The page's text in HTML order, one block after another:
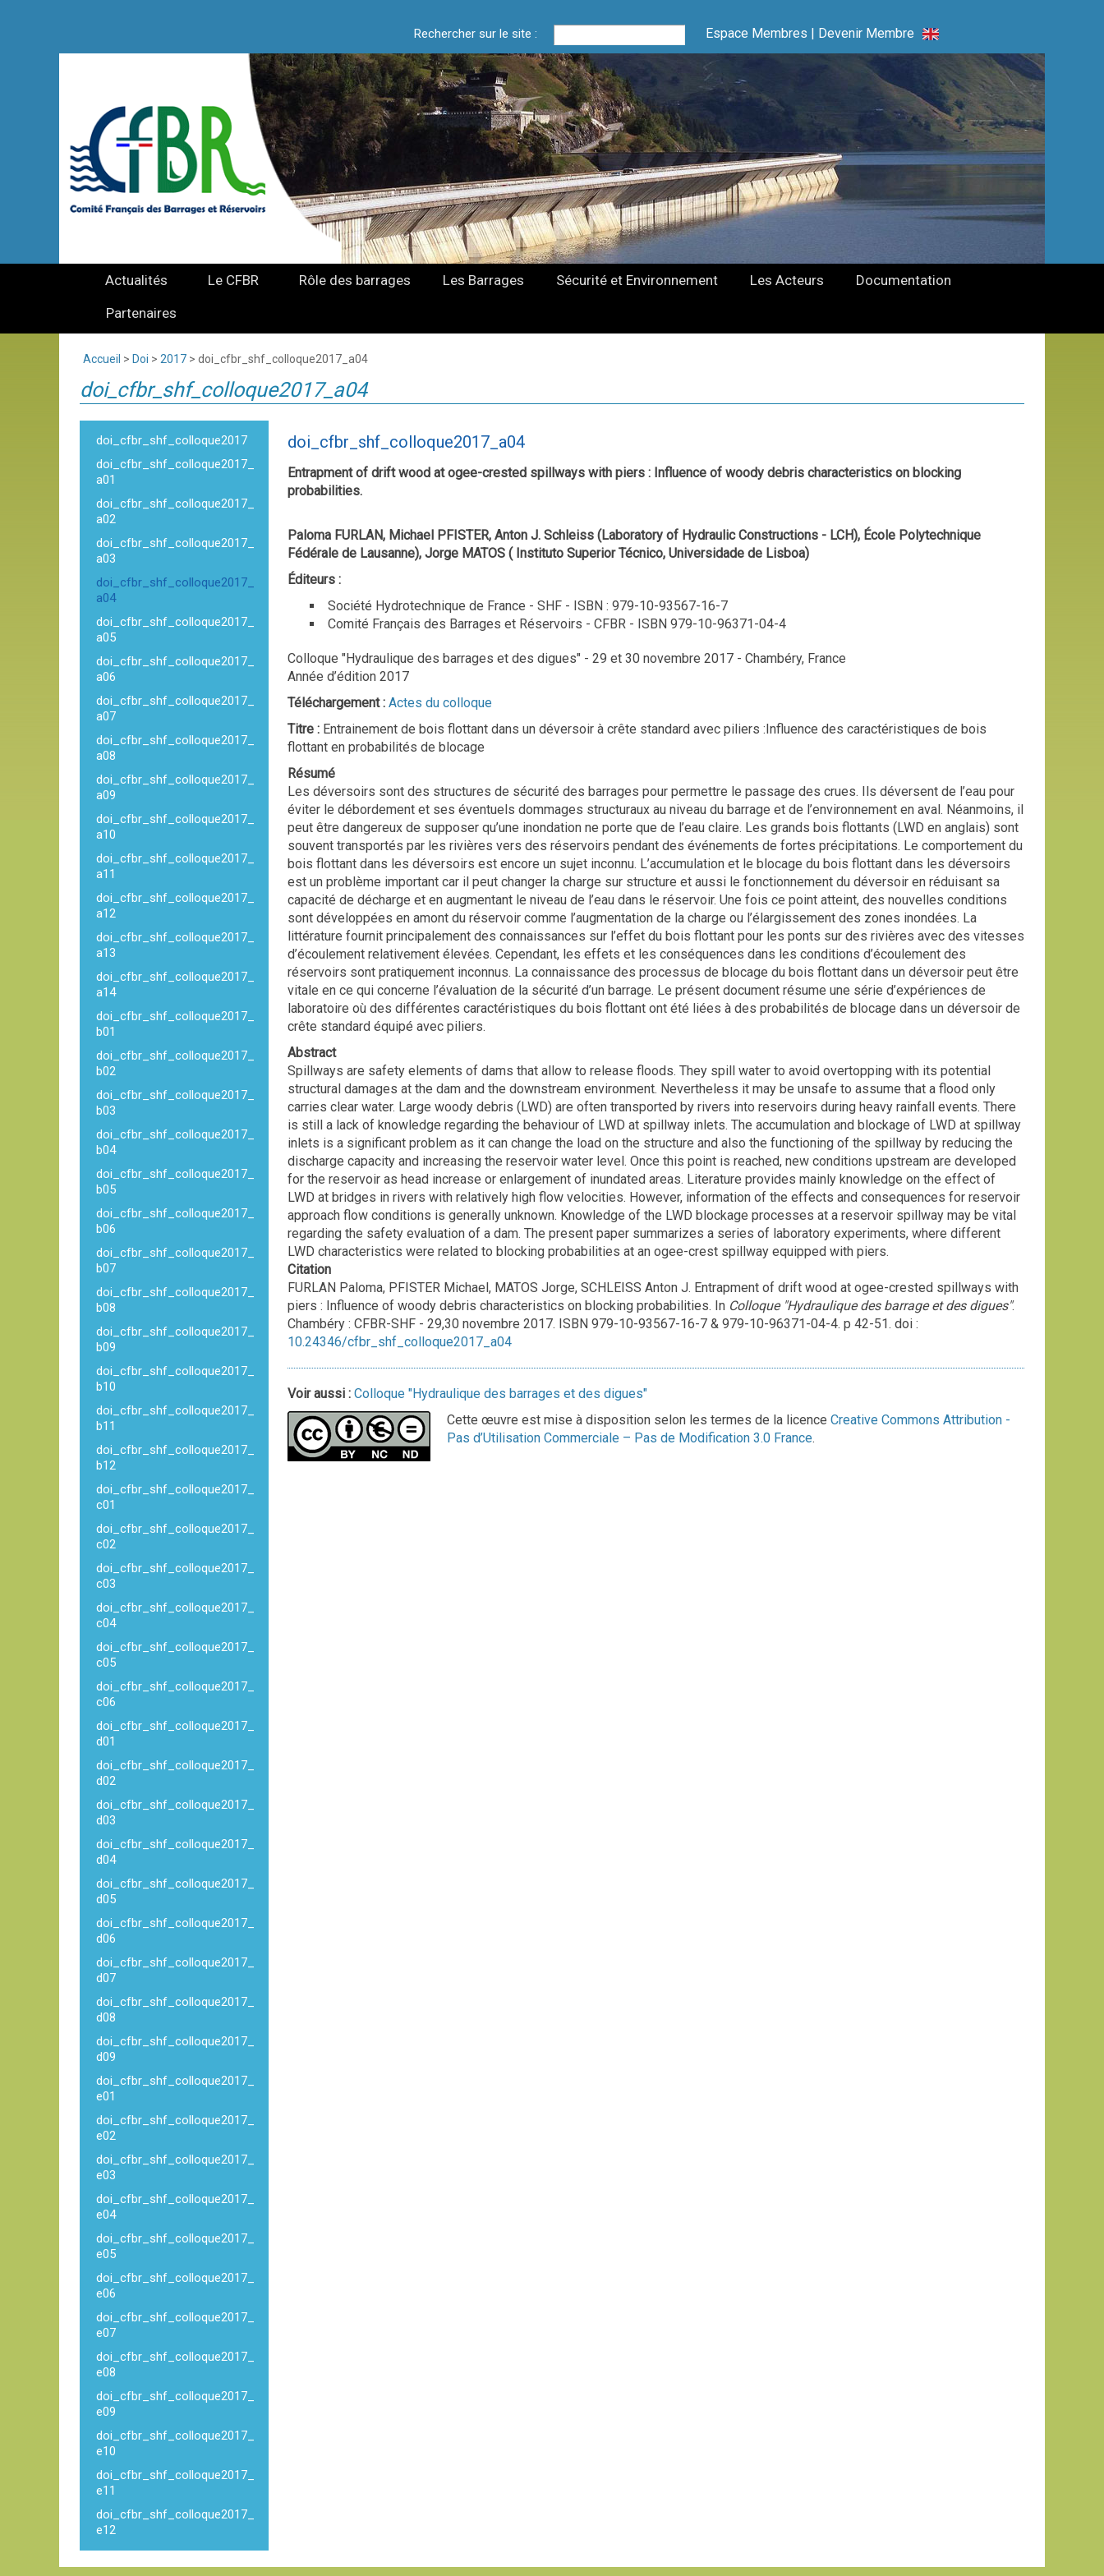
Rechercher sur le site : Espace Membres | Devenir Membre
Actualités Le CFBR Rôle des barrages Les Barrages Sécurité et Environnement Les Acteurs
Documentation
Partenaires
Accueil > Doi > 2017 > doi_cfbr_shf_colloque2017_a04
doi_cfbr_shf_colloque2017_a04
doi_cfbr_shf_colloque2017
doi_cfbr_shf_colloque2017_
a01
doi_cfbr_shf_colloque2017_
a02
doi_cfbr_shf_colloque2017_
a03
doi_cfbr_shf_colloque2017_
a04
doi_cfbr_shf_colloque2017_
a05
doi_cfbr_shf_colloque2017_
a06
doi_cfbr_shf_colloque2017_
a07
doi_cfbr_shf_colloque2017_
a08
doi_cfbr_shf_colloque2017_
a09
doi_cfbr_shf_colloque2017_
a10
doi_cfbr_shf_colloque2017_
a11
doi_cfbr_shf_colloque2017_
a12
doi_cfbr_shf_colloque2017_
a13
doi_cfbr_shf_colloque2017_
a14
doi_cfbr_shf_colloque2017_
b01
doi_cfbr_shf_colloque2017_
b02
doi_cfbr_shf_colloque2017_
b03
doi_cfbr_shf_colloque2017_
b04
doi_cfbr_shf_colloque2017_
b05
doi_cfbr_shf_colloque2017_
b06
doi_cfbr_shf_colloque2017_
b07
doi_cfbr_shf_colloque2017_
b08
doi_cfbr_shf_colloque2017_
b09
doi_cfbr_shf_colloque2017_
b10
doi_cfbr_shf_colloque2017_
b11
doi_cfbr_shf_colloque2017_
b12
doi_cfbr_shf_colloque2017_
c01
doi_cfbr_shf_colloque2017_
c02
doi_cfbr_shf_colloque2017_
c03
doi_cfbr_shf_colloque2017_
c04
doi_cfbr_shf_colloque2017_
c05
doi_cfbr_shf_colloque2017_
c06
doi_cfbr_shf_colloque2017_
d01
doi_cfbr_shf_colloque2017_
d02
doi_cfbr_shf_colloque2017_
d03
doi_cfbr_shf_colloque2017_
d04
doi_cfbr_shf_colloque2017_
d05
doi_cfbr_shf_colloque2017_
d06
doi_cfbr_shf_colloque2017_
d07
doi_cfbr_shf_colloque2017_
d08
doi_cfbr_shf_colloque2017_
d09
doi_cfbr_shf_colloque2017_
e01
doi_cfbr_shf_colloque2017_
e02
doi_cfbr_shf_colloque2017_
e03
doi_cfbr_shf_colloque2017_
e04
doi_cfbr_shf_colloque2017_
e05
doi_cfbr_shf_colloque2017_
e06
doi_cfbr_shf_colloque2017_
e07
doi_cfbr_shf_colloque2017_
e08
doi_cfbr_shf_colloque2017_
e09
doi_cfbr_shf_colloque2017_
e10
doi_cfbr_shf_colloque2017_
e11
doi_cfbr_shf_colloque2017_
e12
doi_cfbr_shf_colloque2017_a04
Entrapment of drift wood at ogee-crested spillways with piers : Influence of woody debris characteristics on blocking
probabilities.
Paloma FURLAN, Michael PFISTER, Anton J. Schleiss (Laboratory of Hydraulic Constructions - LCH), École Polytechnique
Fédérale de Lausanne), Jorge MATOS ( Instituto Superior Técnico, Universidade de Lisboa)
Éditeurs :
Société Hydrotechnique de France - SHF - ISBN : 979-10-93567-16-7
Comité Français des Barrages et Réservoirs - CFBR - ISBN 979-10-96371-04-4
Colloque "Hydraulique des barrages et des digues" - 29 et 30 novembre 2017 - Chambéry, France
Année d’édition 2017
Téléchargement : Actes du colloque
Titre : Entrainement de bois flottant dans un déversoir à crête standard avec piliers :Influence des caractéristiques de bois
flottant en probabilités de blocage
Résumé
Les déversoirs sont des structures de sécurité des barrages pour permettre le passage des crues. Ils déversent de l’eau pour
éviter le débordement et ses éventuels dommages structuraux au niveau du barrage et de l’environnement en aval. Néanmoins, il
peut être dangereux de supposer qu’une inondation ne porte que de l’eau claire. Les grands bois flottants (LWD en anglais) sont
souvent transportés par les rivières vers des réservoirs pendant des événements de fortes précipitations. Le comportement du
bois flottant dans les déversoirs est encore un sujet inconnu. L’accumulation et le blocage du bois flottant dans les déversoirs
est un problème important car il peut changer la charge sur structure et aussi le fonctionnement du déversoir en réduisant sa
capacité de décharge et en augmentant le niveau de l’eau dans le réservoir. Une fois ce point atteint, des nouvelles conditions
sont développées en amont du réservoir comme l’augmentation de la charge ou l’élargissement des zones inondées. La
littérature fournit principalement des connaissances sur l’effet du bois flottant pour les ponts sur des rivières avec des vitesses
d’écoulement relativement élevées. Cependant, les effets et les conséquences dans les conditions d’écoulement des
réservoirs sont pratiquement inconnus. La connaissance des processus de blocage du bois flottant dans un déversoir peut être
vitale en ce qui concerne l’évaluation de la sécurité d’un barrage. Le présent document résume une série d’expériences de
laboratoire où des différentes caractéristiques du bois flottant ont été liées à des probabilités de blocage dans un déversoir de
crête standard équipé avec piliers.
Abstract
Spillways are safety elements of dams that allow to release floods. They spill water to avoid overtopping with its potential
structural damages at the dam and the downstream environment. Nevertheless it may be unsafe to assume that a flood only
carries clear water. Large woody debris (LWD) are often transported by rivers into reservoirs during heavy rainfall events. There
is still a lack of knowledge regarding the behaviour of LWD at spillway inlets. The accumulation and blockage of LWD at spillway
inlets is a significant problem as it can change the load on the structure and also the functioning of the spillway by reducing the
discharge capacity and increasing the reservoir water level. Once this point is reached, new conditions upstream are developed
for the reservoir as head increase or enlargement of inundated areas. Literature provides mainly knowledge on the effect of
LWD at bridges in rivers with relatively high flow velocities. However, information of the effects and consequences for reservoir
approach flow conditions is generally unknown. Knowledge of the LWD blockage processes at a reservoir spillway may be vital
regarding the safety evaluation of a dam. The present paper summarizes a series of laboratory experiments, where different
LWD characteristics were related to blocking probabilities at an ogee-crest spillway equipped with piers.
Citation
FURLAN Paloma, PFISTER Michael, MATOS Jorge, SCHLEISS Anton J. Entrapment of drift wood at ogee-crested spillways with
piers : Influence of woody debris characteristics on blocking probabilities. In Colloque "Hydraulique des barrage et des digues".
Chambéry : CFBR-SHF - 29,30 novembre 2017. ISBN 979-10-93567-16-7 & 979-10-96371-04-4. p 42-51. doi :
10.24346/cfbr_shf_colloque2017_a04
Voir aussi : Colloque "Hydraulique des barrages et des digues"
Cette œuvre est mise à disposition selon les termes de la licence Creative Commons Attribution -
Pas d’Utilisation Commerciale – Pas de Modification 3.0 France.